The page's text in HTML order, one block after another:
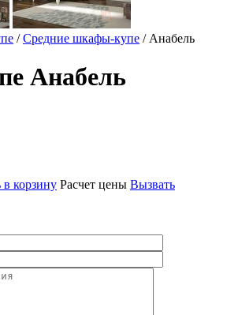
/Средние шкафы-купе / Анабель
Анабель
в корзину Расчет цены Вызвать